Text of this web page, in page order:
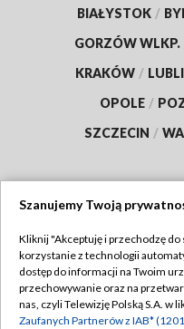
BIAŁYSTOK /
GORZÓW WLKP.
KRAKÓW /
OPOLE /
SZCZECIN /
Abonament TVP
Emisja w TVP
Szanujemy Twoją
Kliknij "Akceptuję i przechodzę do
korzystanie z technologii
dostęp do informacji na Twoim
przechowywanie oraz na
nas, czyli Telewizję Polską S.A. w
Zaufanych Partnerów z IAB*